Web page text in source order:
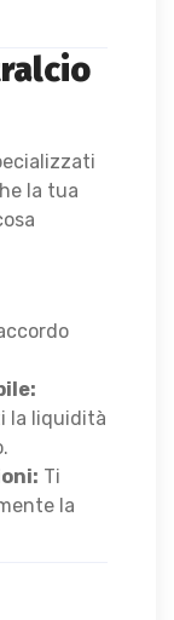
la tua
la liquidità
Ti
la